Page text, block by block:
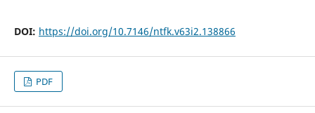
DOI: https://doi.org/10.7146/ntfk.v63i2.138866
PDF